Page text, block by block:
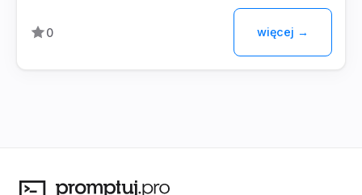
0 więcej →